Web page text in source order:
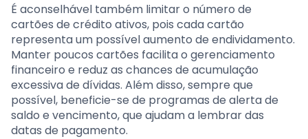
É aconselhável também limitar o número de
cartões de crédito ativos, pois cada cartão
representa um possível aumento de endividamento.
Manter poucos cartões facilita o gerenciamento
financeiro e reduz as chances de acumulação
excessiva de dívidas. Além disso, sempre que
possível, beneficie-se de programas de alerta de
saldo e vencimento, que ajudam a lembrar das
datas de pagamento.